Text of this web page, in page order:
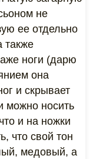
не
ее отдельно
также
ноги (дарю
она
и скрывает
можно носить
и на ножки
что свой тон
медовый, а